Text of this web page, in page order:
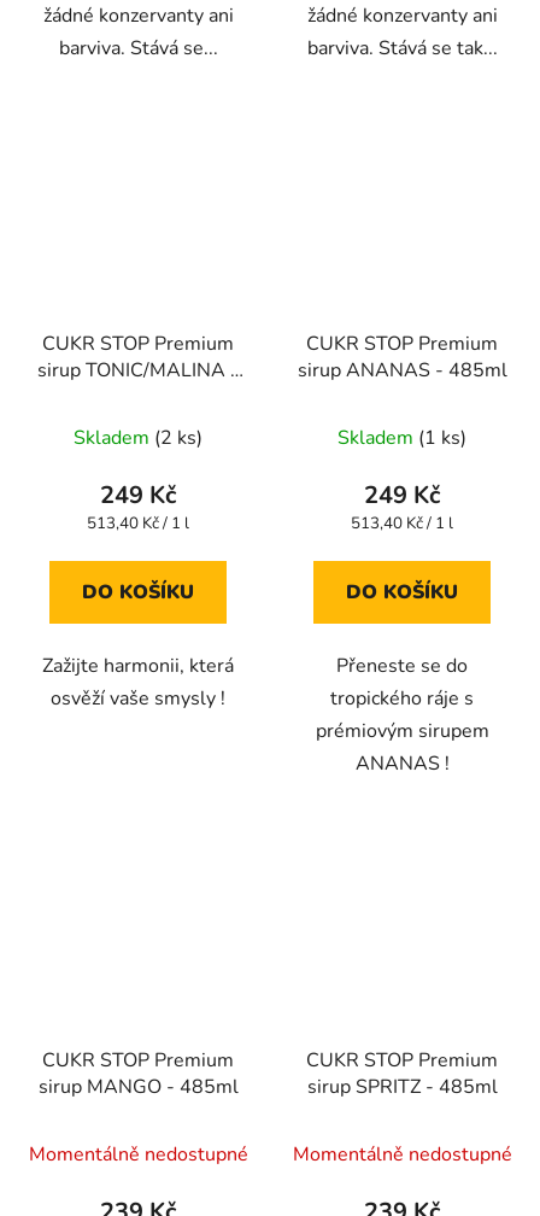
žádné konzervanty ani
barviva. Stává se...
žádné konzervanty ani
barviva. Stává se tak...
CUKR STOP Premium
sirup TONIC/MALINA -
Skladem (2 ks)
249 Kč
Měrná
513,40 Kč / 1 l
DO KOŠÍKU
Zažijte harmonii, která
osvěží vaše smysly !
CUKR STOP Premium
sirup ANANAS - 485ml
Skladem (1 ks)
249 Kč
Měrná
513,40 Kč / 1 l
DO KOŠÍKU
Přeneste se do
tropického ráje s
prémiovým sirupem
ANANAS !
CUKR STOP Premium
sirup MANGO - 485ml
Momentálně nedostupné
CUKR STOP Premium
sirup SPRITZ - 485ml
Momentálně nedostupné